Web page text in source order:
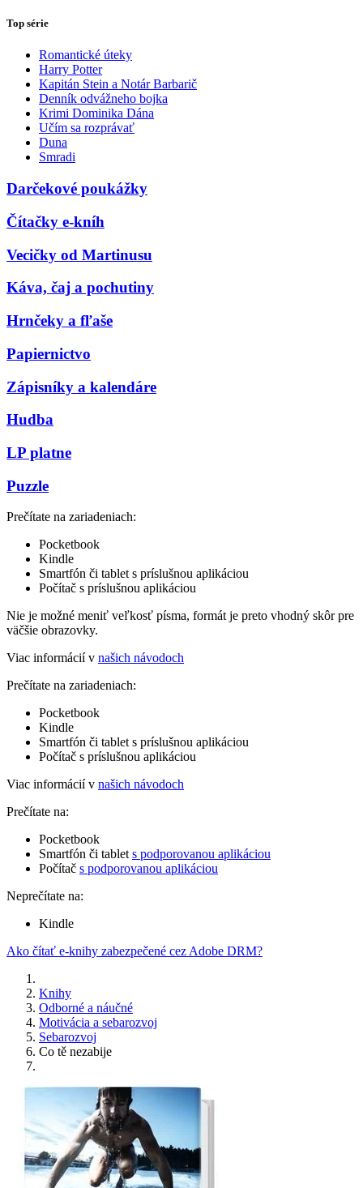
Top série
Romantické úteky
Harry Potter
Kapitán Stein a Notár Barbarič
Denník odvážneho bojka
Krimi Dominika Dána
Učím sa rozprávať
Duna
Smradi
Darčekové poukážky
Čítačky e-kníh
Vecičky od Martinusu
Káva, čaj a pochutiny
Hrnčeky a fľaše
Papiernictvo
Zápisníky a kalendáre
Hudba
LP platne
Puzzle
Prečítate na zariadeniach:
Pocketbook
Kindle
Smartfón či tablet s príslušnou aplikáciou
Počítač s príslušnou aplikáciou
Nie je možné meniť veľkosť písma, formát je preto vhodný skôr pre
väčšie obrazovky.
Viac informácií v našich návodoch
Prečítate na zariadeniach:
Pocketbook
Kindle
Smartfón či tablet s príslušnou aplikáciou
Počítač s príslušnou aplikáciou
Viac informácií v našich návodoch
Prečítate na:
Pocketbook
Smartfón či tablet s podporovanou aplikáciou
Počítač s podporovanou aplikáciou
Neprečítate na:
Kindle
Ako čítať e-knihy zabezpečené cez Adobe DRM?
Knihy
Odborné a náučné
Motivácia a sebarozvoj
Sebarozvoj
Co tě nezabije